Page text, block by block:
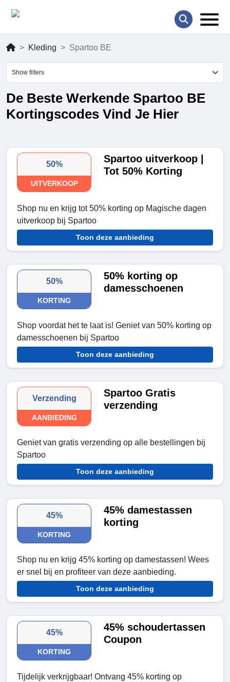
Kleding Spartoo BE
Show filters
De Beste Werkende Spartoo BE
Kortingscodes Vind Je Hier
50%
UITVERKOOP
Spartoo uitverkoop |
Tot 50% Korting
Shop nu en krijg tot 50% korting op Magische dagen
uitverkoop bij Spartoo
Toon deze aanbieding
50%
KORTING
50% korting op
damesschoenen
Shop voordat het te laat is! Geniet van 50% korting op
damesschoenen bij Spartoo
Toon deze aanbieding
Verzending
AANBIEDING
Spartoo Gratis
verzending
Geniet van gratis verzending op alle bestellingen bij
Spartoo
Toon deze aanbieding
45%
KORTING
45% damestassen
korting
Shop nu en krijg 45% korting op damestassen! Wees
er snel bij en profiteer van deze aanbieding.
Toon deze aanbieding
45%
KORTING
45% schoudertassen
Coupon
Tijdelijk verkrijgbaar! Ontvang 45% korting op